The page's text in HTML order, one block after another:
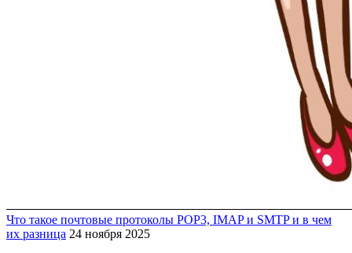
Что такое почтовые протоколы POP3, IMAP и SMTP и в чем
их разница 24 ноября 2025